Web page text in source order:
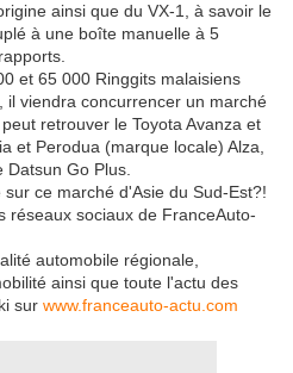
ainsi que du VX-1, à savoir le
à une boîte manuelle à 5
et 65 000 Ringgits malaisiens
il viendra concurrencer un marché
retrouver le Toyota Avanza et
et Perodua (marque locale) Alza,
Go Plus.
ce marché d'Asie du Sud-Est?!
réseaux sociaux de FranceAuto-
automobile régionale,
ainsi que toute l'actu des
sur www.franceauto-actu.com